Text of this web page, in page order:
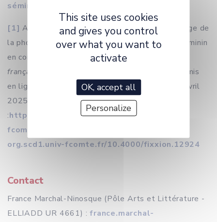
séminaire
[1] Alessandra Ferraro et Valeria Sperti, « L’usage de
la photo dans la création autobiographique au féminin
en contexte colonial »,Revue critique de fixxion
française contemporaine
[En ligne], 27 | 2023, mis
en ligne le 15 décembre 2023, consulté le 01 avril
2025. URL
:http://journals.openedition.org.scd1.univ-
fcomte.fr/fixxion/12924
org.scd1.univ-fcomte.fr/10.4000/fixxion.12924
Contact
France Marchal-Ninosque (Pôle Arts et Littérature -
ELLIADD UR 4661) :france.marchal-
This site uses cookies
and gives you control
over what you want to
activate
OK, accept all
Personalize